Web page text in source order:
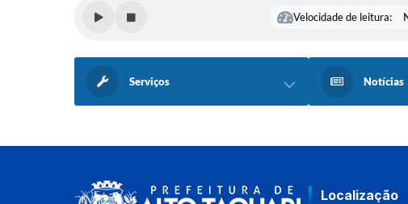
Velocidade de leitura:
Serviços Notícias
Localização